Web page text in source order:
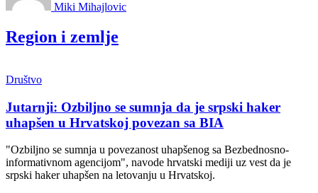
Miki Mihajlovic
Region i zemlje
Društvo
Jutarnji: Ozbiljno se sumnja da je srpski haker
uhapšen u Hrvatskoj povezan sa BIA
"Ozbiljno se sumnja u povezanost uhapšenog sa Bezbednosno-
informativnom agencijom", navode hrvatski mediji uz vest da je
srpski haker uhapšen na letovanju u Hrvatskoj.